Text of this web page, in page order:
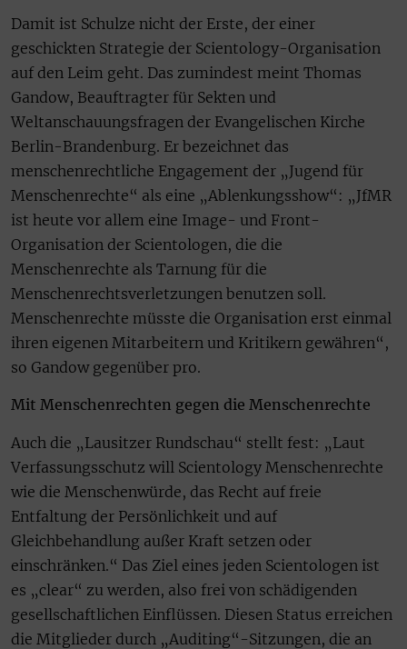
Damit ist Schulze nicht der Erste, der einer
geschickten Strategie der Scientology-Organisation
auf den Leim geht. Das zumindest meint Thomas
Gandow, Beauftragter für Sekten und
Weltanschauungsfragen der Evangelischen Kirche
Berlin-Brandenburg. Er bezeichnet das
menschenrechtliche Engagement der „Jugend für
Menschenrechte“ als eine „Ablenkungsshow“: „JfMR
ist heute vor allem eine Image- und Front-
Organisation der Scientologen, die die
Menschenrechte als Tarnung für die
Menschenrechtsverletzungen benutzen soll.
Menschenrechte müsste die Organisation erst einmal
ihren eigenen Mitarbeitern und Kritikern gewähren“,
so Gandow gegenüber pro.
Mit Menschenrechten gegen die Menschenrechte
Auch die „Lausitzer Rundschau“ stellt fest: „Laut
Verfassungsschutz will Scientology Menschenrechte
wie die Menschenwürde, das Recht auf freie
Entfaltung der Persönlichkeit und auf
Gleichbehandlung außer Kraft setzen oder
einschränken.“ Das Ziel eines jeden Scientologen ist
es „clear“ zu werden, also frei von schädigenden
gesellschaftlichen Einflüssen. Diesen Status erreichen
die Mitglieder durch „Auditing“-Sitzungen, die an